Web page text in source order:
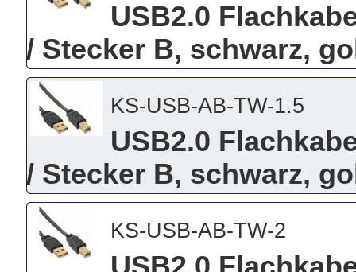
USB2.0
/ Stecker B, schwarz,
KS-USB-AB-TW-1.5
USB2.0
/ Stecker B, schwarz,
KS-USB-AB-TW-2